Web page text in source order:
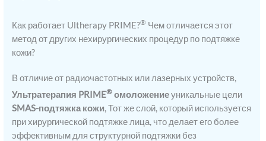
Как работает Ultherapy PRIME?® Чем отличается этот
метод от других нехирургических процедур по подтяжке
кожи?
В отличие от радиочастотных или лазерных устройств,
Ультратерапия PRIME® омоложениеуникальные цели
SMAS-подтяжка кожи, Тот же слой, который используется
при хирургической подтяжке лица, что делает его более
эффективным для структурной подтяжки без